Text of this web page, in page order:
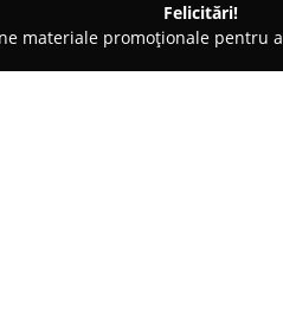
Felicitări!
materiale promoționale pentru